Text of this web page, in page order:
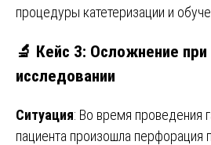
процедуры катетеризации и
🔬 Кейс 3: Осложнение
исследовании
Ситуация: Во время проведения
пациента произошла перфорация